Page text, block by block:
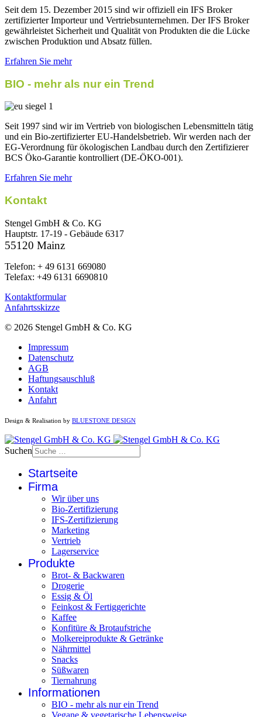
Seit dem 15. Dezember 2015 sind wir offiziell ein IFS Broker
zertifizierter Importeur und Vertriebsunternehmen. Der IFS Broker
gewährleistet Sicherheit und Qualität von Produkten die die Lücke
zwischen Produktion und Absatz füllen.
Erfahren Sie mehr
BIO - mehr als nur ein Trend
Seit 1997 sind wir im Vertrieb von biologischen Lebensmitteln tätig
und ein Bio-zertifizierter EU-Handelsbetrieb. Wir werden nach der
EG-Verordnung für ökologischen Landbau durch den Zertifizierer
BCS Öko-Garantie kontrolliert (DE-ÖKO-001).
Erfahren Sie mehr
Kontakt
Stengel GmbH & Co. KG
Hauptstr. 17-19 - Gebäude 6317
55120 Mainz
Telefon: + 49 6131 669080
Telefax: +49 6131 6690810
Kontaktformular
Anfahrtsskizze
© 2026 Stengel GmbH & Co. KG
Impressum
Datenschutz
AGB
Haftungsauschluß
Kontakt
Anfahrt
Design & Realisation by BLUESTONE DESIGN
Suchen
Startseite
Firma
Wir über uns
Bio-Zertifizierung
IFS-Zertifizierung
Marketing
Vertrieb
Lagerservice
Produkte
Brot- & Backwaren
Drogerie
Essig & Öl
Feinkost & Fertiggerichte
Kaffee
Konfitüre & Brotaufstriche
Molkereiprodukte & Getränke
Nährmittel
Snacks
Süßwaren
Tiernahrung
Informationen
BIO - mehr als nur ein Trend
Vegane & vegetarische Lebensweise